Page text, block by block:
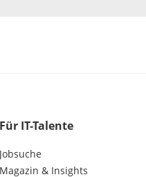
Für IT-Talente
Jobsuche
Magazin & Insights